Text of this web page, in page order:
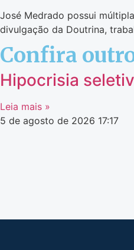
José Medrado possui
divulgação da Doutrina,
Confira
Hipocrisia
Leia mais »
5 de agosto de 2026 17:17